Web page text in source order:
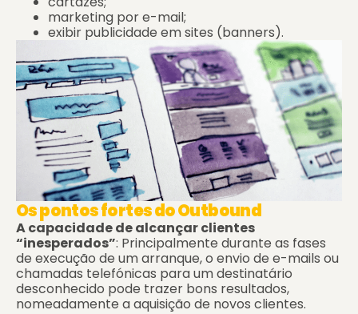
marketing por e-mail;
exibir publicidade em sites (banners).
Os pontos fortes do Outbound
A capacidade de alcançar clientes
“inesperados”: Principalmente durante as fases
de execução de um arranque, o envio de e-mails ou
chamadas telefónicas para um destinatário
desconhecido pode trazer bons resultados,
nomeadamente a aquisição de novos clientes.